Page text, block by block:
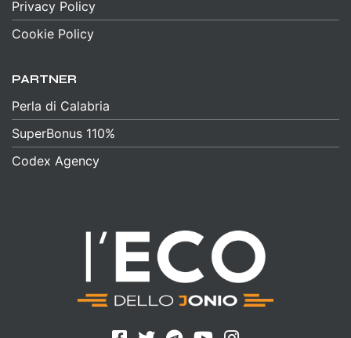
Privacy Policy
Cookie Policy
PARTNER
Perla di Calabria
SuperBonus 110%
Codex Agency